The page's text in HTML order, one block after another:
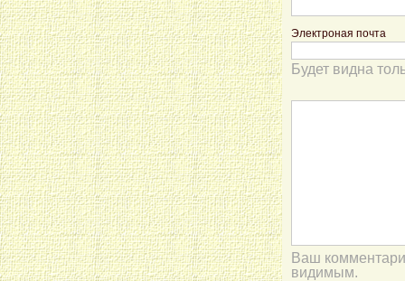
Электроная почта
Будет видна
Ваш
видимым.